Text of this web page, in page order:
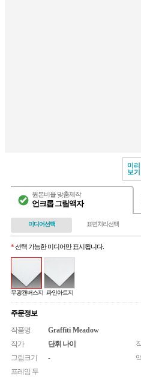
미리
보기
원본비율 맞춤제작
언크롭 그림액자
미디어선택 표면처리선택
*선택 가능한 미디어만 표시됩니다.
무광캔버스지 파인아트지
주문정보
작품명
Graffiti Meadow
작가
단휘 나이
그림크기
-
프레임 두